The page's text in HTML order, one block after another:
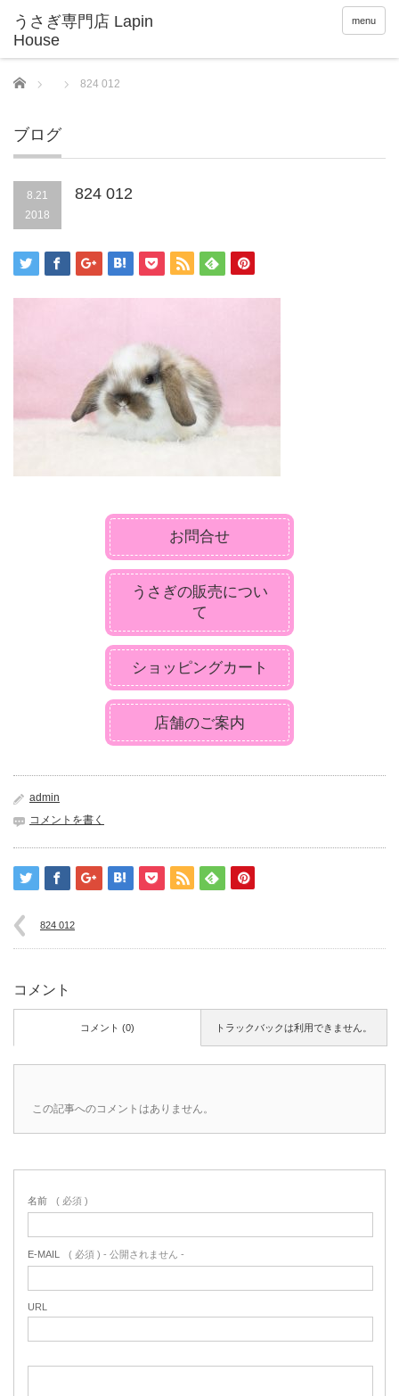
menu
Home 824 012
ブログ
8.21
2018
824 012
お問合せ
うさぎの販売につい
て
ショッピングカート
店舗のご案内
admin
コメントを書く
824 012
コメント
トラックバックは利用できません。
コメント (0)
この記事へのコメントはありません。
名前 ( 必須 )
E-MAIL ( 必須 ) - 公開されません -
URL